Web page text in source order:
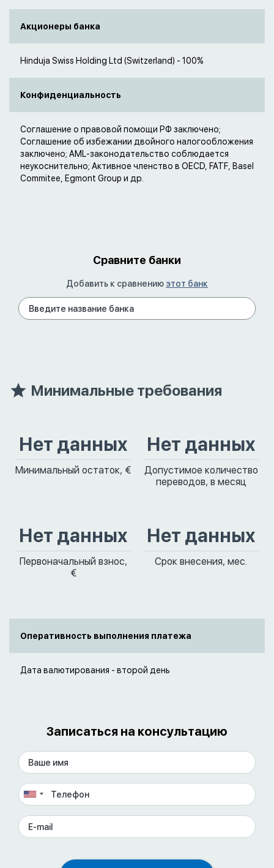
Акционеры банка
Hinduja Swiss Holding Ltd (Switzerland) - 100%
Конфиденциальность
Соглашение о правовой помощи РФ заключено;
Соглашение об избежании двойного налогообложения
заключено; AML-законодательство соблюдается
неукоснительно; Активное членство в OECD, FATF, Basel
Commitee, Egmont Group и др.
Сравните банки
Добавить к сравнению этот банк
Минимальные требования
Нет данных
Минимальный остаток, €
Нет данных
Допустимое количество
переводов, в месяц
Нет данных
Первоначальный взнос,
€
Нет данных
Срок внесения, мес.
Оперативность выполнения платежа
Дата валютирования - второй день
Записаться на консультацию